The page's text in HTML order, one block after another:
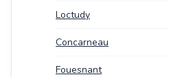
Loctudy
Concarneau
Fouesnant